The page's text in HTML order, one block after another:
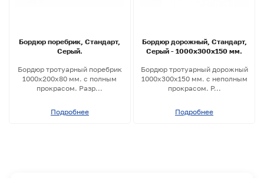
Бордюр поребрик, Стандарт,
Серый.
Бордюр тротуарный поребрик
1000х200х80 мм. с полным
прокрасом. Разр...
Подробнее
Бордюр дорожный, Стандарт,
Серый - 1000х300х150 мм.
Бордюр тротуарный дорожный
1000х300х150 мм. с неполным
прокрасом. Р...
Подробнее